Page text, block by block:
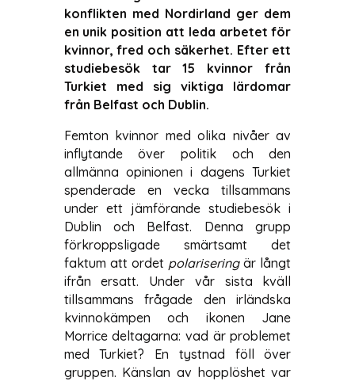
konflikten med Nordirland ger dem
en unik position att leda arbetet för
kvinnor, fred och säkerhet. Efter ett
studiebesök tar 15 kvinnor från
Turkiet med sig viktiga lärdomar
från Belfast och Dublin.
Femton kvinnor med olika nivåer av
inflytande över politik och den
allmänna opinionen i dagens Turkiet
spenderade en vecka tillsammans
under ett jämförande studiebesök i
Dublin och Belfast. Denna grupp
förkroppsligade smärtsamt det
faktum att ordet polariseringär långt
ifrån ersatt. Under vår sista kväll
tillsammans frågade den irländska
kvinnokämpen och ikonen Jane
Morrice deltagarna: vad är problemet
med Turkiet? En tystnad föll över
gruppen. Känslan av hopplöshet var